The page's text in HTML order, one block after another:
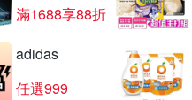
滿1688享88折
adidas
任選999